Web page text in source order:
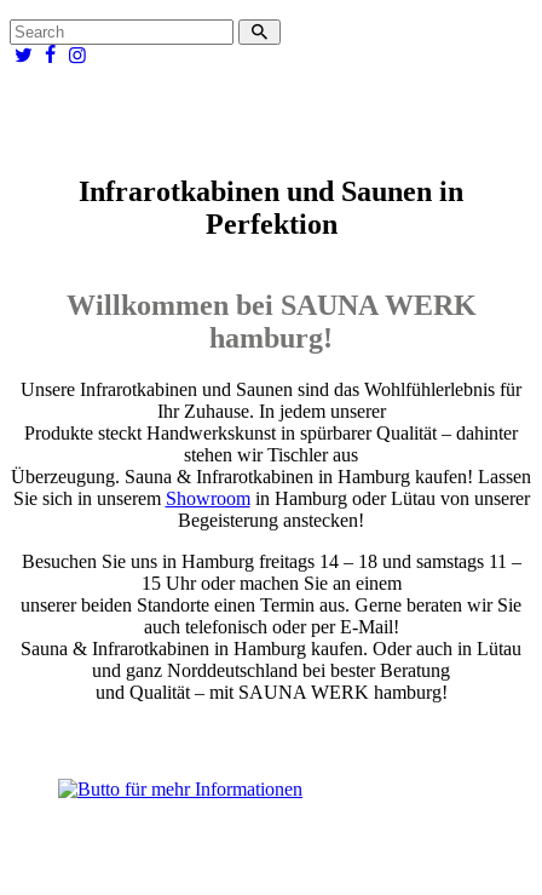
Infrarotkabinen und Saunen in
Perfektion
Willkommen bei SAUNA WERK
hamburg!
Unsere Infrarotkabinen und Saunen sind das Wohlfühlerlebnis für
Ihr Zuhause. In jedem unserer
Produkte steckt Handwerkskunst in spürbarer Qualität – dahinter
stehen wir Tischler aus
Überzeugung. Sauna & Infrarotkabinen in Hamburg kaufen! Lassen
Sie sich in unserem Showroomin Hamburg oder Lütau von unserer
Begeisterung anstecken!
Besuchen Sie uns in Hamburg freitags 14 – 18 und samstags 11 –
15 Uhr oder machen Sie an einem
unserer beiden Standorte einen Termin aus. Gerne beraten wir Sie
auch telefonisch oder per E-Mail!
Sauna & Infrarotkabinen in Hamburg kaufen. Oder auch in Lütau
und ganz Norddeutschland bei bester Beratung
und Qualität – mit SAUNA WERK hamburg!